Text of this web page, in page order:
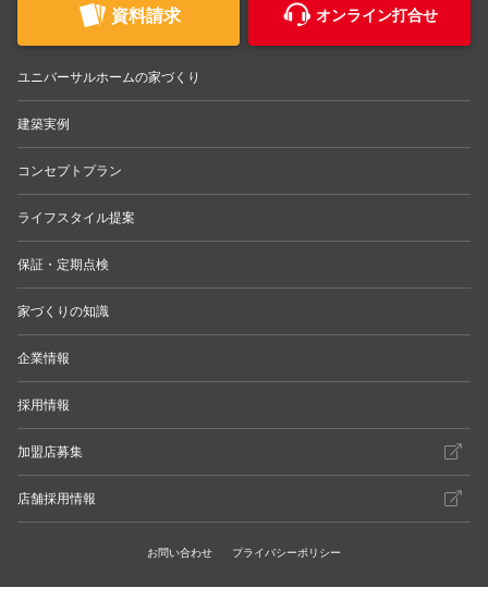
資料請求 オンライン打合せ
ユニバーサルホームの家づくり
建築実例
コンセプトプラン
ライフスタイル提案
保証・定期点検
家づくりの知識
企業情報
採用情報
加盟店募集
店舗採用情報
お問い合わせ プライバシーポリシー